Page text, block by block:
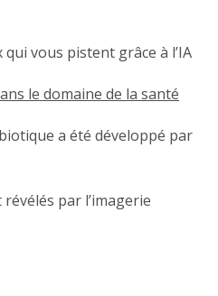
vous pistent grâce à l’IA
le domaine de la santé
a été développé par
par l’imagerie